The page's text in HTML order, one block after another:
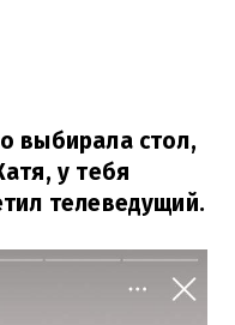
выбирала стол,
у тебя
телеведущий.